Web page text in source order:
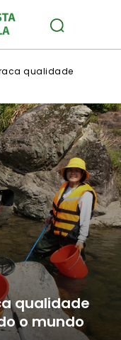
qualidade
qualidade
o mundo